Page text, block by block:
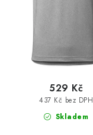
Skladem
437 Kč bez DPH
529 Kč